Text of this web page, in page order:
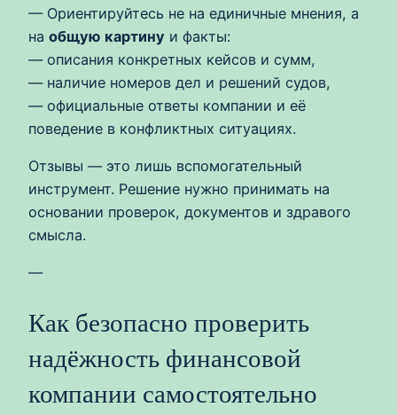
— Ориентируйтесь не на единичные мнения, а
на общую картину и факты:
— описания конкретных кейсов и сумм,
— наличие номеров дел и решений судов,
— официальные ответы компании и её
поведение в конфликтных ситуациях.
Отзывы — это лишь вспомогательный
инструмент. Решение нужно принимать на
основании проверок, документов и здравого
смысла.
—
Как безопасно проверить
надёжность финансовой
компании самостоятельно